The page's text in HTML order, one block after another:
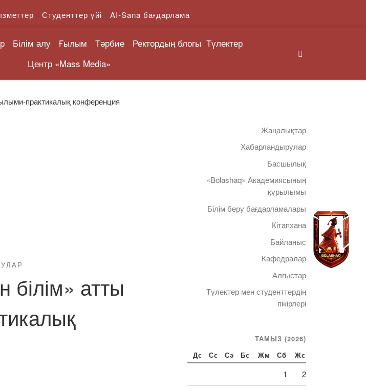
Студенттер үйі AI-Sana бағдарлама
Білім алу Ғылым Тәрбие Ректордың блогы Түлектер
Центр «Mass Media»
практикалық конференция
білім» атты
Жаңалықтар
Хабарландырулар
Басшылық
«Bolashaq» Академиясының
құрылымы
Білім беру бағдарламалары
Кітапхана
Байланыс
Кафедралар
Алғыстар
Түлектер мен студенттердің
пікірлері
ТАМЫЗ (2026)
Дс Сс Сә Бс Жм Сб Жс
1 2
Telegram